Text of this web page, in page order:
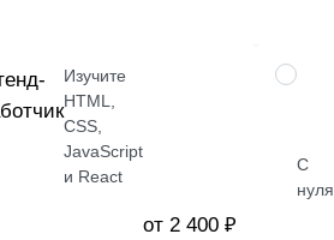
Изучите
HTML,
CSS,
JavaScript
и React
от 2 400 ₽
НАВЫК
С
нуля